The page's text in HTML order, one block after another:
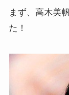
まず、高木美
た！